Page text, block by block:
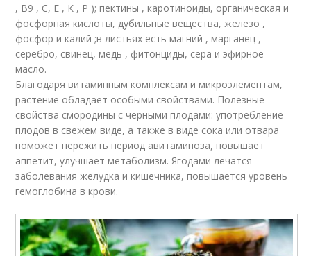
, В9 , С, Е , К , Р ); пектины , каротиноиды, органическая и
фосфорная кислоты, дубильные вещества, железо ,
фосфор и калий ;в листьях есть магний , марганец ,
серебро, свинец, медь , фитонциды, сера и эфирное
масло.
Благодаря витаминным комплексам и микроэлементам,
растение обладает особыми свойствами. Полезные
свойства смородины с черными плодами: употребление
плодов в свежем виде, а также в виде сока или отвара
поможет пережить период авитаминоза, повышает
аппетит, улучшает метаболизм. Ягодами лечатся
заболевания желудка и кишечника, повышается уровень
гемоглобина в крови.